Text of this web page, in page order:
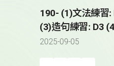
190- (1)文法練習
(3)造句練習: D3
曲介紹
2025-09-05